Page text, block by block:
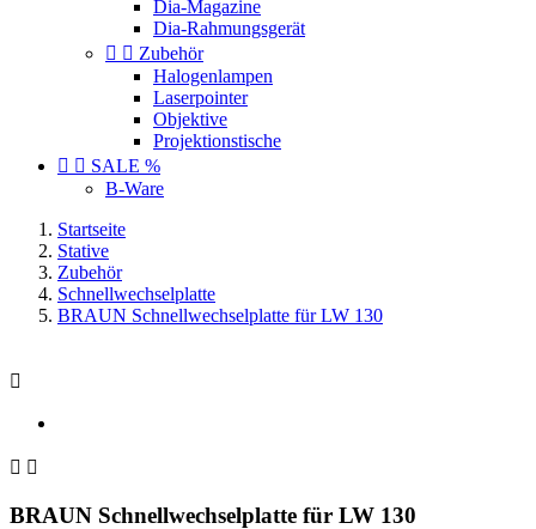
Dia-Magazine
Dia-Rahmungsgerät
  Zubehör
Halogenlampen
Laserpointer
Objektive
Projektionstische
  SALE %
B-Ware
Startseite
Stative
Zubehör
Schnellwechselplatte
BRAUN Schnellwechselplatte für LW 130

 
BRAUN Schnellwechselplatte für LW 130